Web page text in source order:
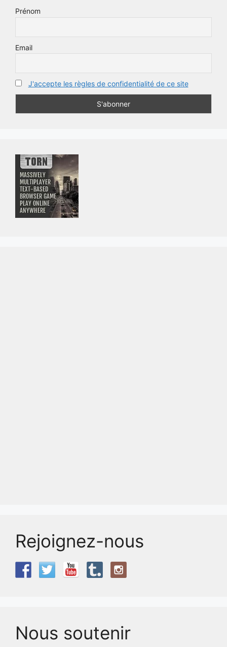
Prénom
Email
J'accepte les règles de confidentialité de ce site
Rejoignez-nous
Nous soutenir